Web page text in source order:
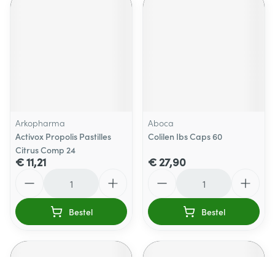
Arkopharma
Activox Propolis Pastilles
Citrus Comp 24
€ 11,21
Bestel
Aboca
Colilen Ibs Caps 60
€ 27,90
Bestel